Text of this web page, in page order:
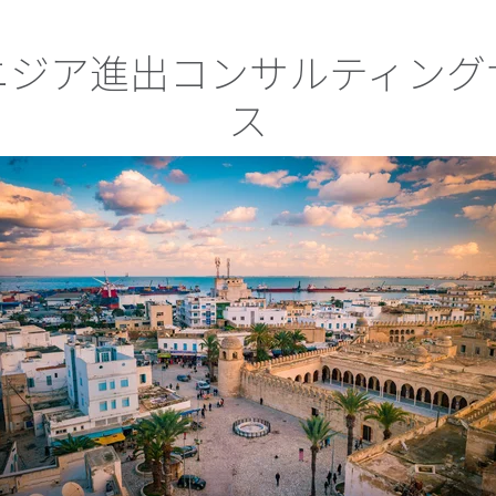
ア進出コンサルティン
ス